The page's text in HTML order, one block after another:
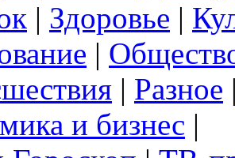
| Здоровье |
|
| Разное
и бизнес |